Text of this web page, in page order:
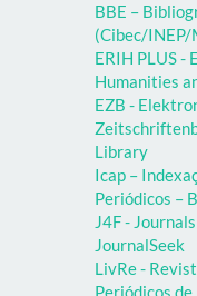
BBE –
(Cibec/INEP/
ERIH PLUS -
Humanities
EZB -
Library
Icap –
Periódicos –
J4F -
JournalSeek
LivRe -
Periódicos